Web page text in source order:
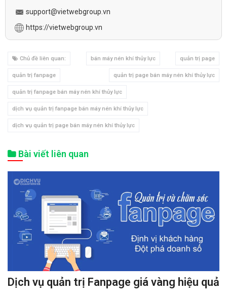
support@vietwebgroup.vn
https://vietwebgroup.vn
Chủ đề liên quan: bán máy nén khí thủy lực quản trị page
quản trị fanpage quản trị page bán máy nén khí thủy lực
quản trị fanpage bán máy nén khí thủy lực
dịch vụ quản trị fanpage bán máy nén khí thủy lực
dịch vụ quản trị page bán máy nén khí thủy lực
Bài viết liên quan
Dịch vụ quản trị Fanpage giá vàng hiệu quả